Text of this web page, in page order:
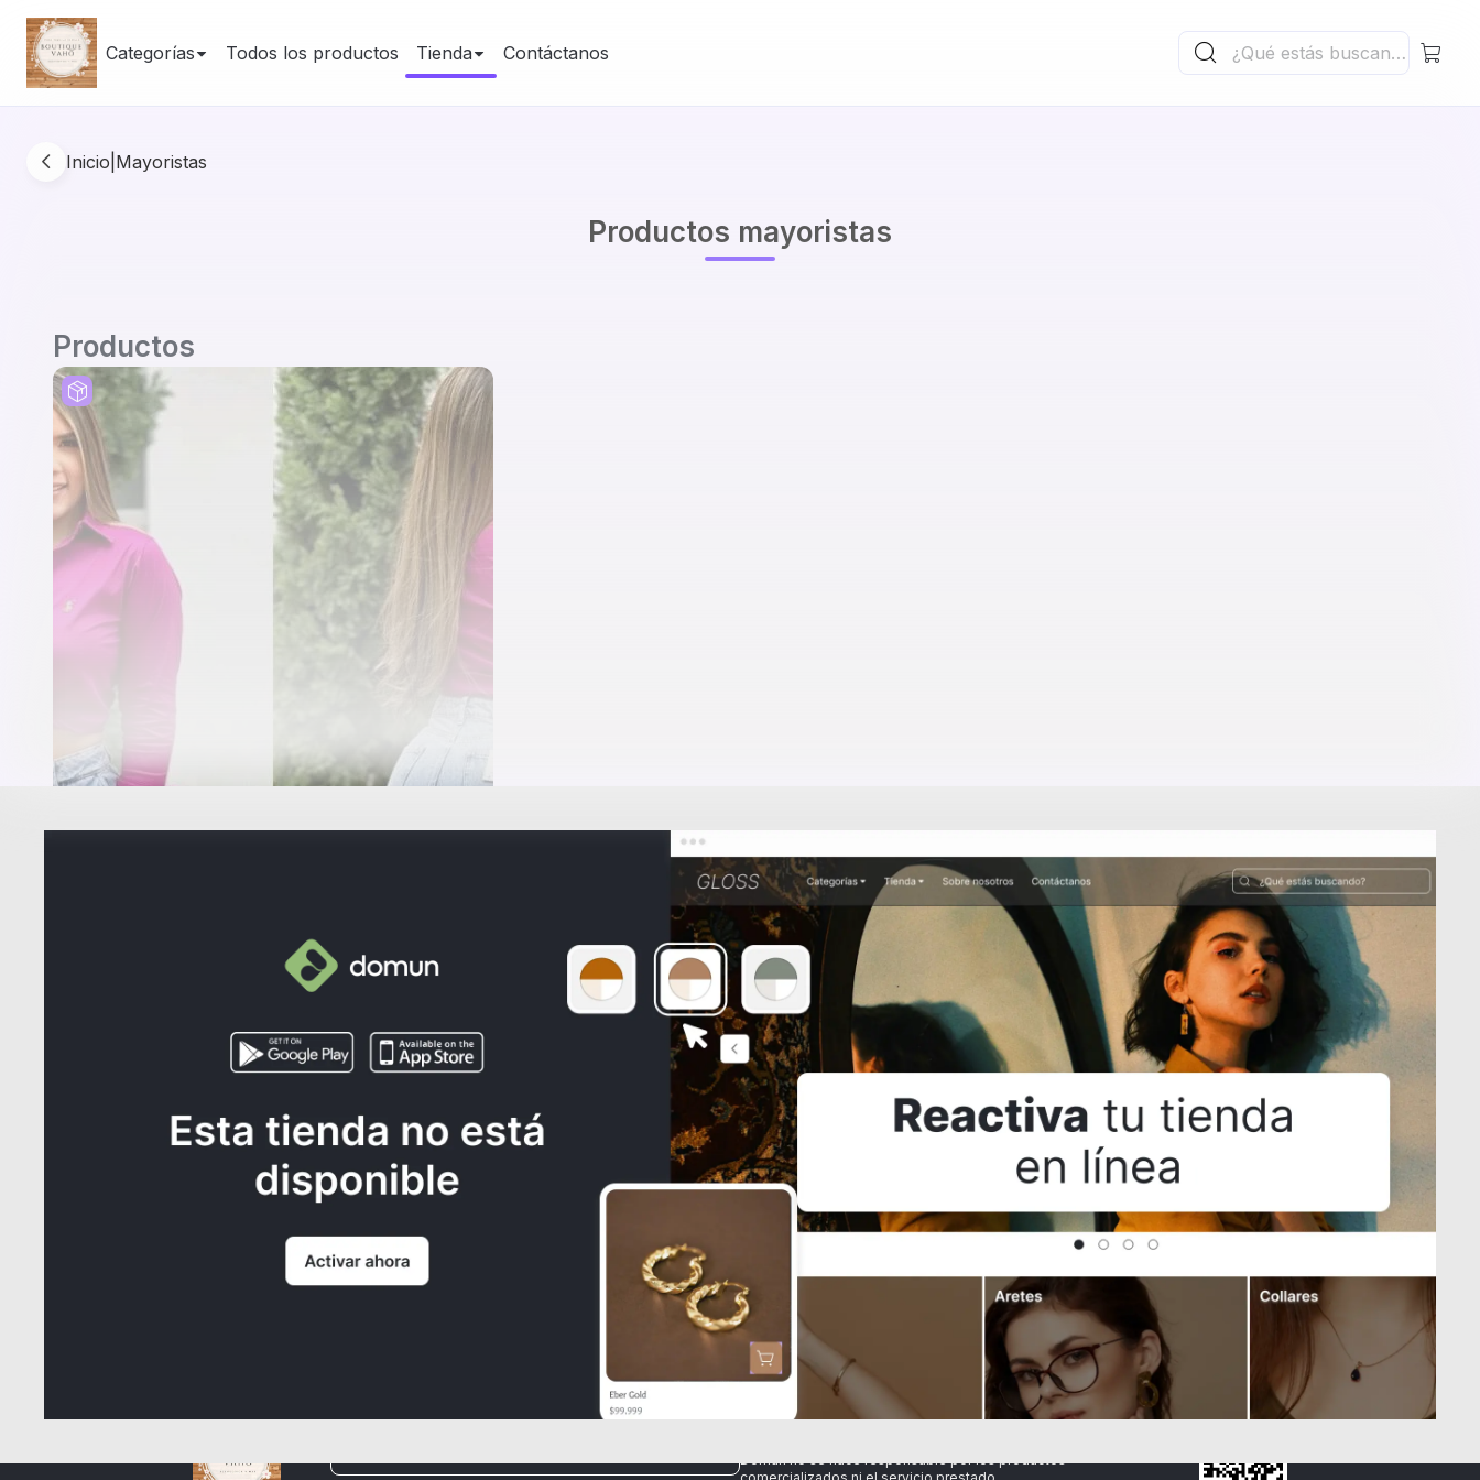
Categorías Todos los productos Tienda Contáctanos
Inicio Mayoristas
Productos mayoristas
Productos
Producto al por mayor
🌸 *BOYFRIEND DAMA* 🌸
Términos y condiciones
de la tienda.
Al crear una cuenta, aceptas nuestros Términos y condiciones
Domun no se hace responsable por los productos
Descarga la App